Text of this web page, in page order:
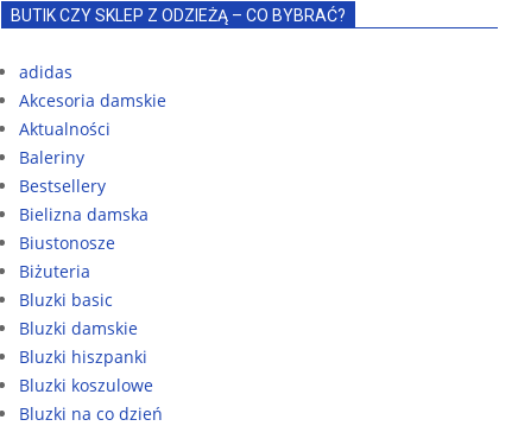
BUTIK CZY SKLEP Z ODZIEŻĄ – CO BYBRAĆ?
adidas
Akcesoria damskie
Aktualności
Baleriny
Bestsellery
Bielizna damska
Biustonosze
Biżuteria
Bluzki basic
Bluzki damskie
Bluzki hiszpanki
Bluzki koszulowe
Bluzki na co dzień